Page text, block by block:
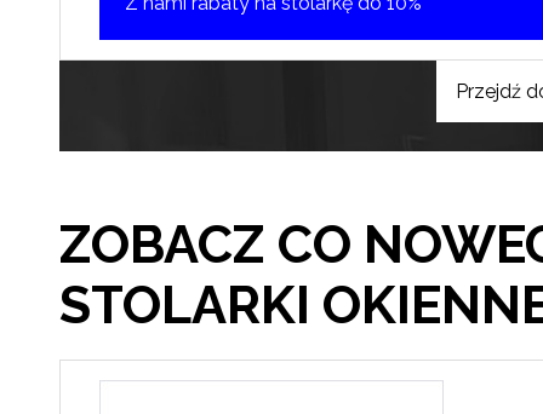
Przejdź
ZOBACZ CO
STOLARKI